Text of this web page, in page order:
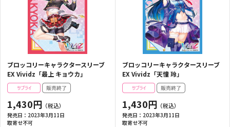
ブロッコリーキャラクタースリーブ
EX Vividz「最上 キョウカ」
1,430円
発売日： 2023年3月11日
取寄せ不可
ブロッコリーキャラクタースリーブ
EX Vividz「天憧 玲」
1,430円
発売日： 2023年3月11日
取寄せ不可